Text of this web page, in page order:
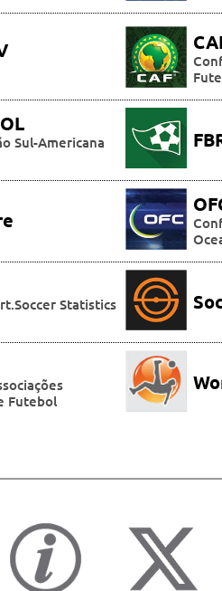
Sul-Americana
Statistics
Futebol